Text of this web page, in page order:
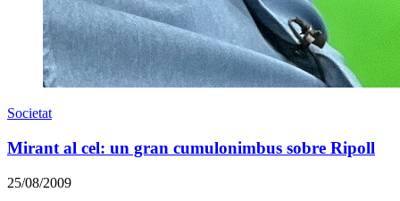
Societat
Mirant al cel: un gran cumulonimbus sobre Ripoll
25/08/2009